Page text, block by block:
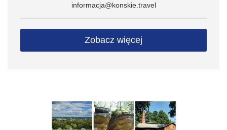
informacja@konskie.travel
Zobacz więcej